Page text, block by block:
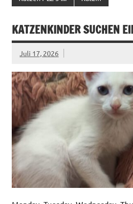
KATZENKINDER SUCHEN
Juli 17, 2026